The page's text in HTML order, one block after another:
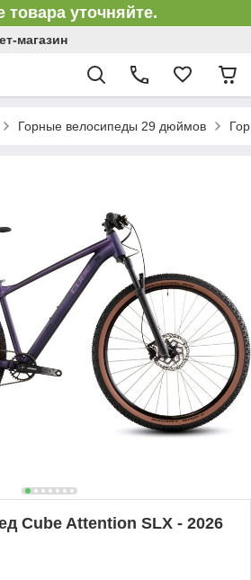
товара уточняйте.
магазин
Горные велосипеды 29 дюймов
Cube Attention SLX - 2026